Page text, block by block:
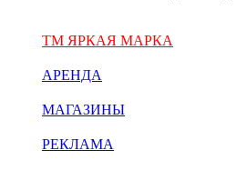
ТМ ЯРКАЯ МАРКА
АРЕНДА
МАГАЗИНЫ
РЕКЛАМА